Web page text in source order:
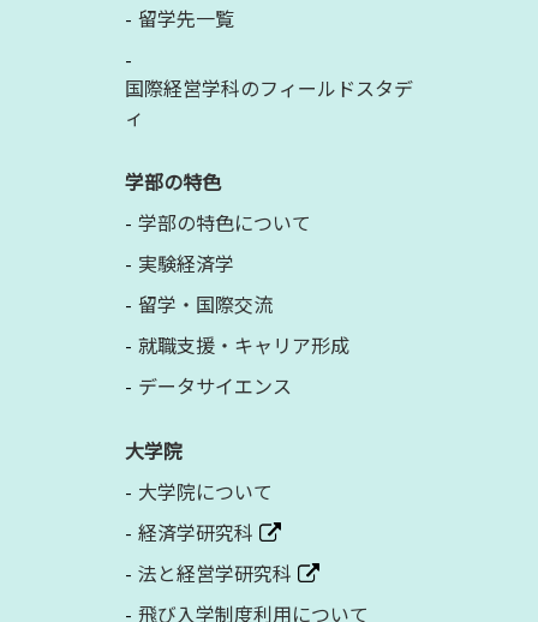
留学先一覧
国際経営学科のフィールドスタデ
ィ
学部の特色
学部の特色について
実験経済学
留学・国際交流
就職支援・キャリア形成
データサイエンス
大学院
大学院について
経済学研究科
法と経営学研究科
飛び入学制度利用について